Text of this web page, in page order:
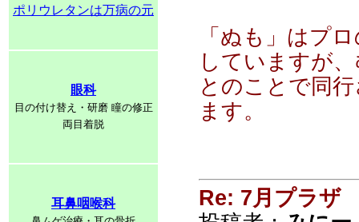
ポリウレタンは万病の元
眼科
目の付け替え・研磨 瞳の修正
両目着脱
耳鼻咽喉科
「ぬも」はプ
していますが
とのことで同
ます。
Re: 7月プラザ